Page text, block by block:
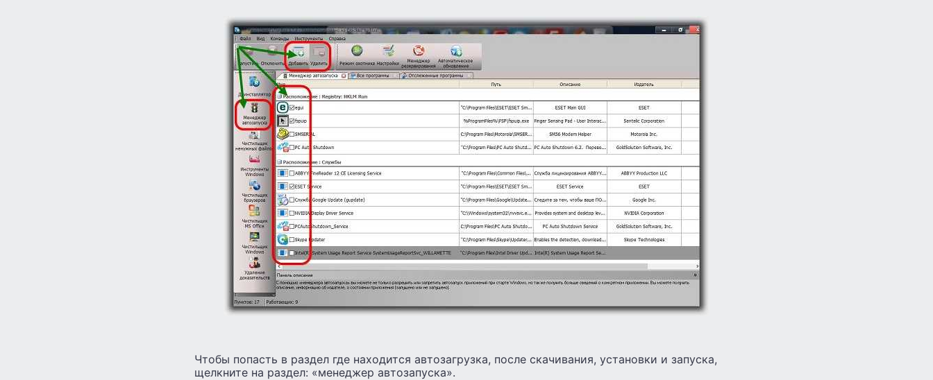
Чтобы попасть в раздел где находится автозагрузка, после скачивания, установки и запуска,
щелкните на раздел: «менеджер автозапуска».